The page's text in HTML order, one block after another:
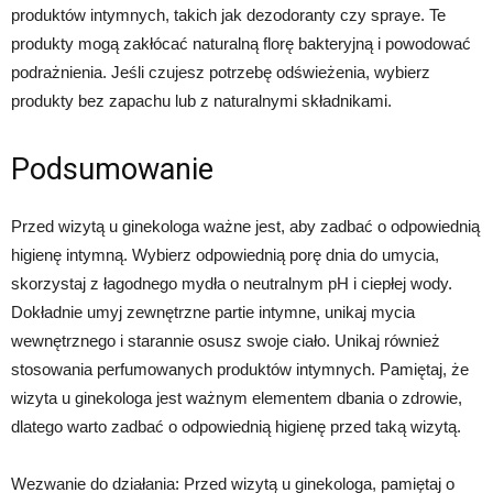
produktów intymnych, takich jak dezodoranty czy spraye. Te
produkty mogą zakłócać naturalną florę bakteryjną i powodować
podrażnienia. Jeśli czujesz potrzebę odświeżenia, wybierz
produkty bez zapachu lub z naturalnymi składnikami.
Podsumowanie
Przed wizytą u ginekologa ważne jest, aby zadbać o odpowiednią
higienę intymną. Wybierz odpowiednią porę dnia do umycia,
skorzystaj z łagodnego mydła o neutralnym pH i ciepłej wody.
Dokładnie umyj zewnętrzne partie intymne, unikaj mycia
wewnętrznego i starannie osusz swoje ciało. Unikaj również
stosowania perfumowanych produktów intymnych. Pamiętaj, że
wizyta u ginekologa jest ważnym elementem dbania o zdrowie,
dlatego warto zadbać o odpowiednią higienę przed taką wizytą.
Wezwanie do działania: Przed wizytą u ginekologa, pamiętaj o